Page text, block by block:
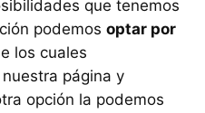
que tenemos
podemos optar por
los cuales
página y
opción la podemos